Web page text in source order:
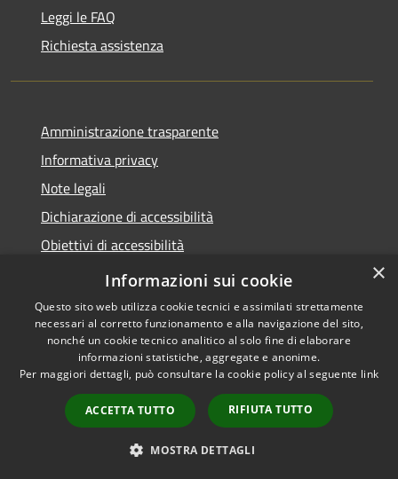
Leggi le FAQ
Richiesta assistenza
Amministrazione trasparente
Informativa privacy
Note legali
Dichiarazione di accessibilità
Obiettivi di accessibilità
Whistleblowing
Accessibilità
Copyright © 2026 • Comune di
Spirano • Powered by
Municipium•
Accesso
redazione
×
Informazioni sui cookie
Questo sito web utilizza cookie tecnici e assimilati strettamente
necessari al corretto funzionamento e alla navigazione del sito,
nonché un cookie tecnico analitico al solo fine di elaborare
informazioni statistiche, aggregate e anonime.
Per maggiori dettagli, può consultare la cookie policy al seguente link
ACCETTA TUTTO RIFIUTA TUTTO
MOSTRA DETTAGLI